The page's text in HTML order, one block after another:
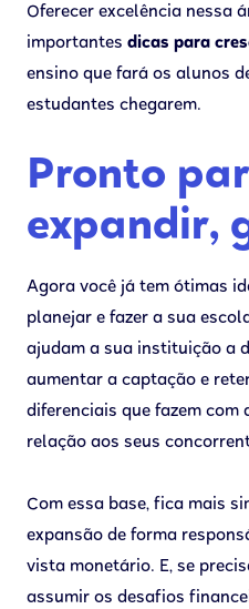
Oferecer excelência nessa
importantes dicas para
ensino que fará os alunos
estudantes chegarem.
Pronto
expandir,
Agora você já tem ótimas
planejar e fazer a sua
ajudam a sua instituição a
aumentar a captação e
diferenciais que fazem com
relação aos seus
Com essa base, fica mais
expansão de forma
vista monetário. E, se
assumir os desafios